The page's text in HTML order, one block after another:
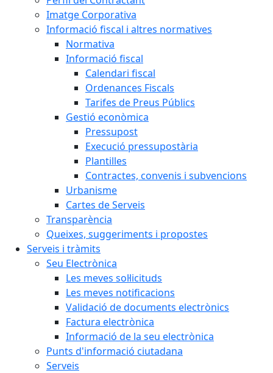
Imatge Corporativa
Informació fiscal i altres normatives
Normativa
Informació fiscal
Calendari fiscal
Ordenances Fiscals
Tarifes de Preus Públics
Gestió econòmica
Pressupost
Execució pressupostària
Plantilles
Contractes, convenis i subvencions
Urbanisme
Cartes de Serveis
Transparència
Queixes, suggeriments i propostes
Serveis i tràmits
Seu Electrònica
Les meves sol·licituds
Les meves notificacions
Validació de documents electrònics
Factura electrònica
Informació de la seu electrònica
Punts d'informació ciutadana
Serveis